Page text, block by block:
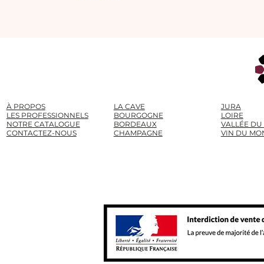
À PROPOS
LES PROFESSIONNELS
NOTRE CATALOGUE
CONTACTEZ-NOUS
LA CAVE
BOURGOGNE
BORDEAUX
CHAMPAGNE
JURA
LOIRE
VALLÉE DU
VIN DU